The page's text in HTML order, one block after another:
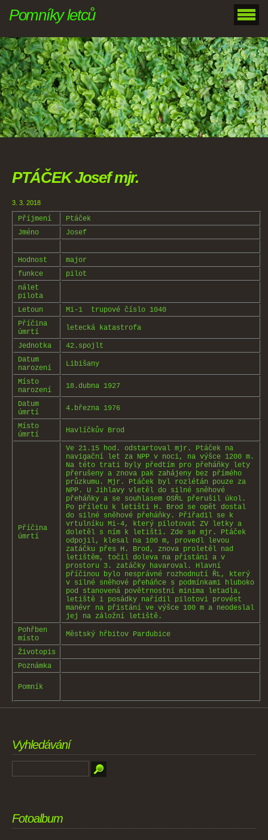
Pomníky letců
PTÁČEK Josef mjr.
3. 3. 2018
Příjmení
Ptáček
Jméno
Josef
Hodnost
major
funkce
pilot
nálet
pilota
Letoun
Mi-1 trupové číslo 1040
Příčina
úmrtí
letecká katastrofa
Jednotka
42.spojlt
Datum
narození
Libišany
Místo
narození
18.dubna 1927
Datum
úmrtí
4.března 1976
Místo
úmrtí
Havlíčkův Brod
Příčina
úmrtí
Ve 21.15 hod. odstartoval mjr. Ptáček na
navigační let za NPP v noci, na výšce 1200 m.
Na této trati byly předtím pro přeháňky lety
přerušeny a znova pak zahájeny bez přímého
průzkumu. Mjr. Ptáček byl rozlétán pouze za
NPP. U Jihlavy vletěl do silné sněhové
přeháňky a se souhlasem OSŘL přerušil úkol.
Po příletu k letišti H. Brod se opět dostal
do silné sněhové přeháňky. Přiřadil se k
vrtulníku Mi-4, který pilotovat ZV letky a
doletěl s ním k letišti. Zde se mjr. Ptáček
odpojil, klesal na 100 m, provedl levou
zatáčku přes H. Brod, znova proletěl nad
letištěm, točil doleva na přistáni a v
prostoru 3. zatáčky havaroval. Hlavní
příčinou bylo nesprávné rozhodnutí ŘL, který
v silné sněhové přeháňce s podmínkami hluboko
pod stanovená povětrnostní minima letadla,
letiště i posádky nařídil pilotovi provést
manévr na přistání ve výšce 100 m a neodeslal
jej na záložní letiště.
Pohřben
místo
Městský hřbitov Pardubice
Životopis
Poznámka
Pomník
Vyhledávání
Fotoalbum